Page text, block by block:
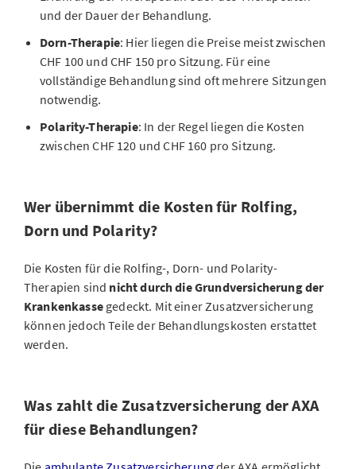
und der Dauer der Behandlung.
Dorn-Therapie: Hier liegen die Preise meist zwischen
CHF 100 und CHF 150 pro Sitzung. Für eine
vollständige Behandlung sind oft mehrere Sitzungen
notwendig.
Polarity-Therapie: In der Regel liegen die Kosten
zwischen CHF 120 und CHF 160 pro Sitzung.
Wer übernimmt die Kosten für Rolfing,
Dorn und Polarity?
Die Kosten für die Rolfing-, Dorn- und Polarity-
Therapien sind nicht durch die Grundversicherung der
Krankenkassegedeckt. Mit einer Zusatzversicherung
können jedoch Teile der Behandlungskosten erstattet
werden.
Was zahlt die Zusatzversicherung der AXA
für diese Behandlungen?